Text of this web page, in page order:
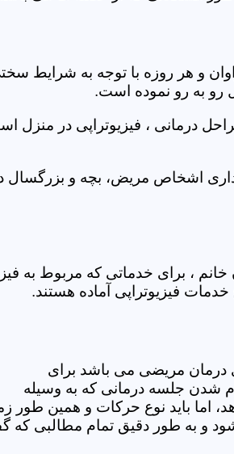
و هر روزه با توجه به
رو به رو نموده است.
درمانی ، فیزیوتراپی در منزل
اشخاص مریض، بچه و بزرگسال
، برای خدماتی که مربوط به
فیزیوتراپی آماده هستند.
درمان مریضی می باشد برای
شدن جلسه درمانی که به وسیله
اما باید نوع حرکات و همین طور
و به طور دقیق تمام مطالبی که